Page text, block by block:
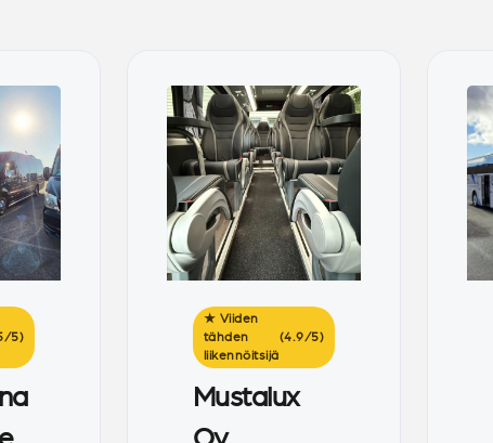
/5)
★ Viiden
tähden
liikennöitsijä
(4.9/5)
Mustalux